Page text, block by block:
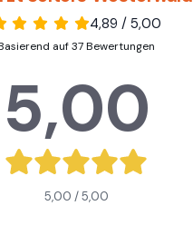
4,89 / 5,00
auf 37 Bewertungen
5,00
5,00 / 5,00